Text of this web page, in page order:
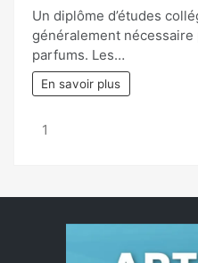
Un diplôme d’études
généralement
parfums. Les…
En savoir plus
Page:
1